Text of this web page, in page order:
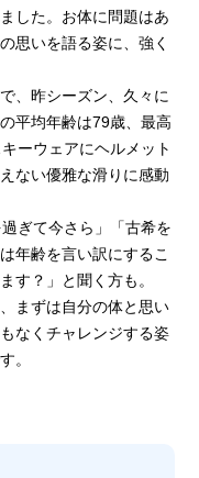
した。お体に問題はあ
思いを語る姿に、強く
、昨シーズン、久々に
平均年齢は79歳、最高
ーウェアにヘルメット
ない優雅な滑りに感動
ぎて今さら」「古希を
年齢を言い訳にするこ
す？」と聞く方も。
まずは自分の体と思い
なくチャレンジする姿
。